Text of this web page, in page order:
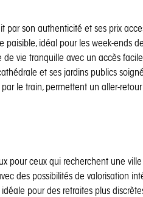
par son authenticité et ses prix
paisible, idéal pour les week-ends
vie tranquille avec un accès
et ses jardins publics
le train, permettent un aller-
pour ceux qui recherchent une
des possibilités de valorisation
pour des retraites plus